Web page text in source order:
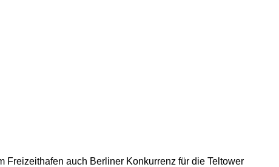
Freizeithafen auch Berliner Konkurrenz für die Teltower